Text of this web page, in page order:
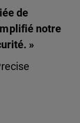
de
notre
»